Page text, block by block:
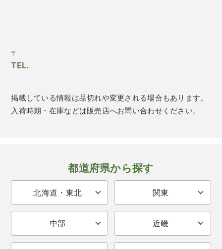
〒
TEL.
掲載している情報は品切れや変更される場合もあります。
入荷時期・在庫などは販売店へお問い合わせください。
都道府県から探す
北海道・東北 関東
中部 近畿